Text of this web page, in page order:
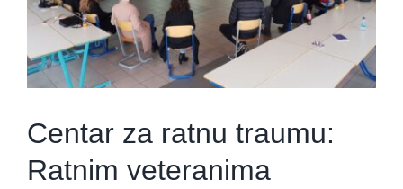
Centar za ratnu traumu:
Ratnim veteranima